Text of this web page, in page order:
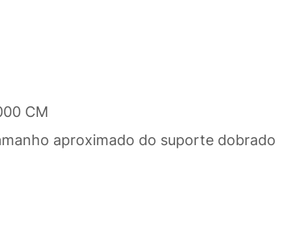
CM
aproximado do suporte dobrado